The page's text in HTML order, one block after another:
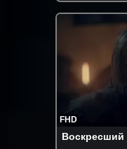
FHD
Воскресший